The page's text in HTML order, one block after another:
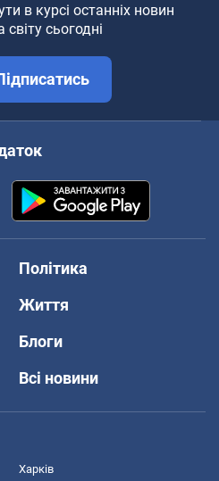
в курсі останніх новин
світу сьогодні
Політика
Життя
Блоги
Всі новини
Харків